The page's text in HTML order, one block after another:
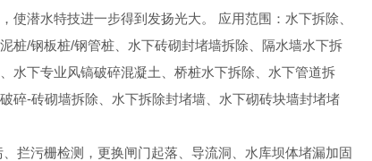
潜水特技进一步得到发扬光大。 应用范围：水下拆除、
桩/钢板桩/钢管桩、水下砖砌封堵墙拆除、隔水墙水下拆
水下专业风镐破碎混凝土、桥桩水下拆除、水下管道拆
碎-砖砌墙拆除、水下拆除封堵墙、水下砌砖块墙封堵堵
拦污栅检测，更换闸门起落、导流洞、水库坝体堵漏加固